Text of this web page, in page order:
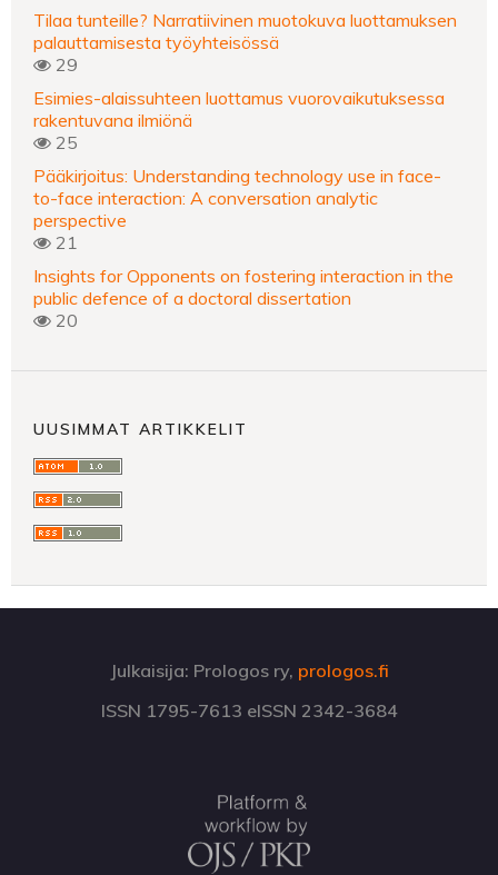
Tilaa tunteille? Narratiivinen muotokuva luottamuksen
palauttamisesta työyhteisössä
29
Esimies-alaissuhteen luottamus vuorovaikutuksessa
rakentuvana ilmiönä
25
Pääkirjoitus: Understanding technology use in face-
to-face interaction: A conversation analytic
perspective
21
Insights for Opponents on fostering interaction in the
public defence of a doctoral dissertation
20
UUSIMMAT ARTIKKELIT
Julkaisija: Prologos ry, prologos.fi
ISSN 1795-7613 eISSN 2342-3684